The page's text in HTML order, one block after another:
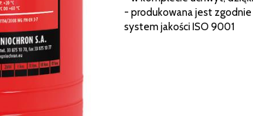
- produkowana jest
system jakości ISO 9001